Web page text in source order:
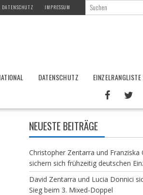
DATENSCHUTZ IMPRESSUM
DATENSCHUTZ
NEUESTE BEITRÄGE
Christopher Zentarra und Franziska
sichern sich frühzeitig deutschen
David Zentarra und Lucia Donnici
Sieg beim 3. Mixed-Doppel